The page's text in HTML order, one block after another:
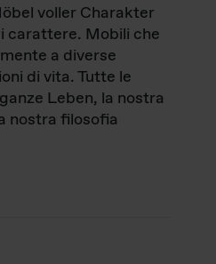
voller Charakter
carattere. Mobili che
a diverse
di vita. Tutte le
Leben, la nostra
nostra filosofia